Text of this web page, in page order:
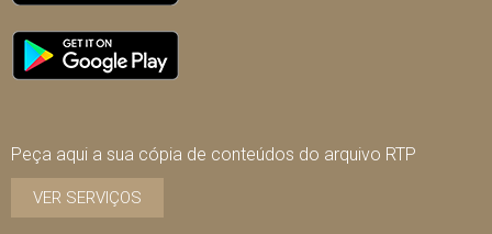
Peça aqui a sua cópia de conteúdos do arquivo RTP
VER SERVIÇOS